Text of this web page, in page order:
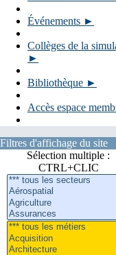
Événements ►
Collèges de la
►
Bibliothèque ►
Accès espace
Filtres d'affichage du site
Sélection multiple :
CTRL+CLIC